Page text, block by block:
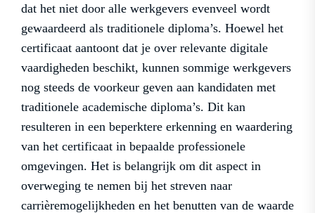
dat het niet door alle werkgevers evenveel wordt
gewaardeerd als traditionele diploma’s. Hoewel het
certificaat aantoont dat je over relevante digitale
vaardigheden beschikt, kunnen sommige werkgevers
nog steeds de voorkeur geven aan kandidaten met
traditionele academische diploma’s. Dit kan
resulteren in een beperktere erkenning en waardering
van het certificaat in bepaalde professionele
omgevingen. Het is belangrijk om dit aspect in
overweging te nemen bij het streven naar
carrièremogelijkheden en het benutten van de waarde